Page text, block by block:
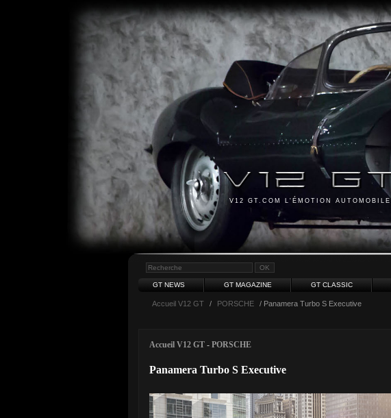
V12 GT.COM L'ÉMOTION AUTOMOBILE
GT NEWS GT MAGAZINE GT CLASSIC
Accueil V12 GT / PORSCHE / Panamera Turbo S Executive
Accueil V12 GT - PORSCHE
Panamera Turbo S Executive